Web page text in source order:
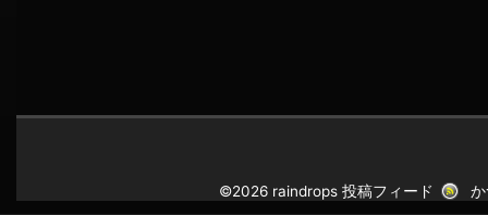
©2026 raindrops投稿フィード